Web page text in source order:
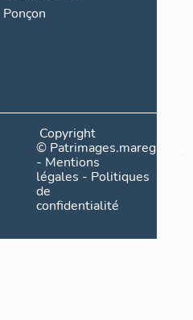
Ponçon
Copyright
©
- Mentions
légales - Politiques
de
confidentialité